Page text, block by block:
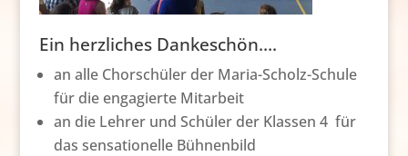
Ein herzliches Dankeschön….
an alle Chorschüler der Maria-Scholz-Schule
für die engagierte Mitarbeit
an die Lehrer und Schüler der Klassen 4 für
das sensationelle Bühnenbild